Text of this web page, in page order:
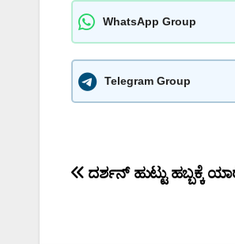
WhatsApp Group
Telegram Group
Post
ದರ್ಶನ್ ಹುಟ್ಟು ಹಬ್ಬಕ್ಕೆ